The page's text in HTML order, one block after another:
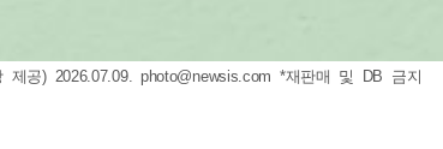
제공) 2026.07.09. photo@newsis.com *재판매 및 DB 금지